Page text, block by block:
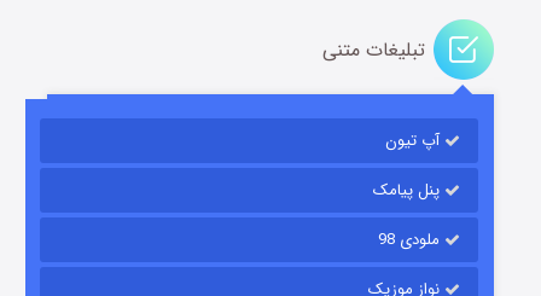
تبلیغات متنی
آپ تیون
پنل پیامک
ملودی 98
نواز موزیک